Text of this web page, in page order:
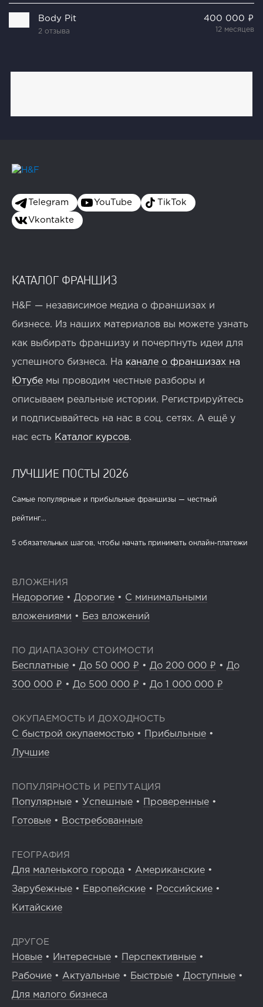
Body Pit
2 отзыва
400 000 ₽
12 месяцев
Telegram YouTube TikTok
Vkontakte
КАТАЛОГ ФРАНШИЗ
H&F — независимое медиа о франшизах и
бизнесе. Из наших материалов вы можете узнать
как выбирать франшизу и почерпнуть идеи для
успешного бизнеса. На канале о франшизах на
Ютубе мы проводим честные разборы и
описываем реальные истории. Регистрируйтесь
и подписывайтесь на нас в соц. сетях. А ещё у
нас есть Каталог курсов.
ЛУЧШИЕ ПОСТЫ 2026
Самые популярные и прибыльные франшизы — честный
рейтинг...
5 обязательных шагов, чтобы начать принимать онлайн-платежи
ВЛОЖЕНИЯ
Недорогие • Дорогие • С минимальными
вложениями • Без вложений
ПО ДИАПАЗОНУ СТОИМОСТИ
Бесплатные • До 50 000 ₽ • До 200 000 ₽ • До
300 000 ₽ • До 500 000 ₽ • До 1 000 000 ₽
ОКУПАЕМОСТЬ И ДОХОДНОСТЬ
С быстрой окупаемостью • Прибыльные •
Лучшие
ПОПУЛЯРНОСТЬ И РЕПУТАЦИЯ
Популярные • Успешные • Проверенные •
Готовые • Востребованные
ГЕОГРАФИЯ
Для маленького города • Американские •
Зарубежные • Европейские • Российские •
Китайские
ДРУГОЕ
Новые • Интересные • Перспективные •
Рабочие • Актуальные • Быстрые • Доступные •
Для малого бизнеса